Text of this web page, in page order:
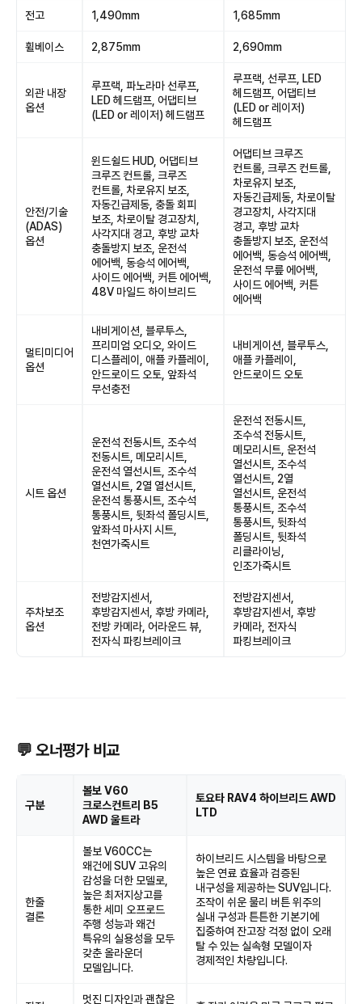
전고 1,490mm 1,685mm
휠베이스 2,875mm 2,690mm
외관 내장
옵션
루프랙, 파노라마 선루프,
LED 헤드램프, 어댑티브
(LED or 레이저) 헤드램프
루프랙, 선루프, LED
헤드램프, 어댑티브
(LED or 레이저)
헤드램프
안전/기술
(ADAS)
옵션
윈드쉴드 HUD, 어댑티브
크루즈 컨트롤, 크루즈
컨트롤, 차로유지 보조,
자동긴급제동, 충돌 회피
보조, 차로이탈 경고장치,
사각지대 경고, 후방 교차
충돌방지 보조, 운전석
에어백, 동승석 에어백,
사이드 에어백, 커튼 에어백,
48V 마일드 하이브리드
어댑티브 크루즈
컨트롤, 크루즈 컨트롤,
차로유지 보조,
자동긴급제동, 차로이탈
경고장치, 사각지대
경고, 후방 교차
충돌방지 보조, 운전석
에어백, 동승석 에어백,
운전석 무릎 에어백,
사이드 에어백, 커튼
에어백
멀티미디어
옵션
내비게이션, 블루투스,
프리미엄 오디오, 와이드
디스플레이, 애플 카플레이,
안드로이드 오토, 앞좌석
무선충전
내비게이션, 블루투스,
애플 카플레이,
안드로이드 오토
시트 옵션
운전석 전동시트, 조수석
전동시트, 메모리시트,
운전석 열선시트, 조수석
열선시트, 2열 열선시트,
운전석 통풍시트, 조수석
통풍시트, 뒷좌석 폴딩시트,
앞좌석 마사지 시트,
천연가죽시트
운전석 전동시트,
조수석 전동시트,
메모리시트, 운전석
열선시트, 조수석
열선시트, 2열
열선시트, 운전석
통풍시트, 조수석
통풍시트, 뒷좌석
폴딩시트, 뒷좌석
리클라이닝,
인조가죽시트
주차보조
옵션
전방감지센서,
후방감지센서, 후방 카메라,
전방 카메라, 어라운드 뷰,
전자식 파킹브레이크
전방감지센서,
후방감지센서, 후방
카메라, 전자식
파킹브레이크
💬 오너평가 비교
구분
볼보 V60
크로스컨트리 B5
AWD 울트라
토요타 RAV4 하이브리드 AWD
LTD
한줄
결론
볼보 V60CC는
왜건에 SUV 고유의
감성을 더한 모델로,
높은 최저지상고를
통한 세미 오프로드
주행 성능과 왜건
특유의 실용성을 모두
갖춘 올라운더
모델입니다.
하이브리드 시스템을 바탕으로
높은 연료 효율과 검증된
내구성을 제공하는 SUV입니다.
조작이 쉬운 물리 버튼 위주의
실내 구성과 튼튼한 기본기에
집중하여 잔고장 걱정 없이 오래
탈 수 있는 실속형 모델이자
경제적인 차량입니다.
멋진 디자인과 괜찮은